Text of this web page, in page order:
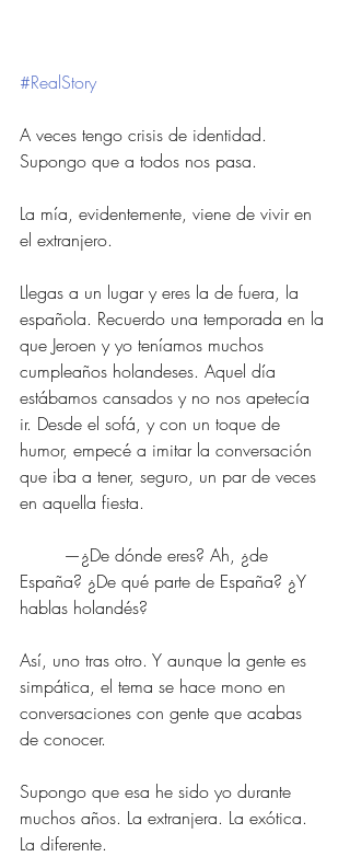
#RealStory
A veces tengo crisis de identidad.
Supongo que a todos nos pasa.
La mía, evidentemente, viene de vivir en
el extranjero.
Llegas a un lugar y eres la de fuera, la
española. Recuerdo una temporada en la
que Jeroen y yo teníamos muchos
cumpleaños holandeses. Aquel día
estábamos cansados y no nos apetecía
ir. Desde el sofá, y con un toque de
humor, empecé a imitar la conversación
que iba a tener, seguro, un par de veces
en aquella fiesta.
España? ¿De qué parte de España? ¿Y
hablas holandés?
Así, uno tras otro. Y aunque la gente es
simpática, el tema se hace mono en
conversaciones con gente que acabas
de conocer.
Supongo que esa he sido yo durante
muchos años. La extranjera. La exótica.
La diferente.